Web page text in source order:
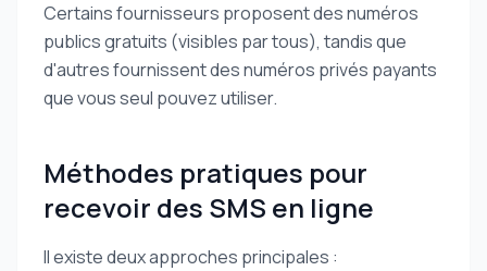
Certains fournisseurs proposent des numéros
publics gratuits (visibles par tous), tandis que
d'autres fournissent des numéros privés payants
que vous seul pouvez utiliser.
Méthodes pratiques pour
recevoir des SMS en ligne
Il existe deux approches principales :